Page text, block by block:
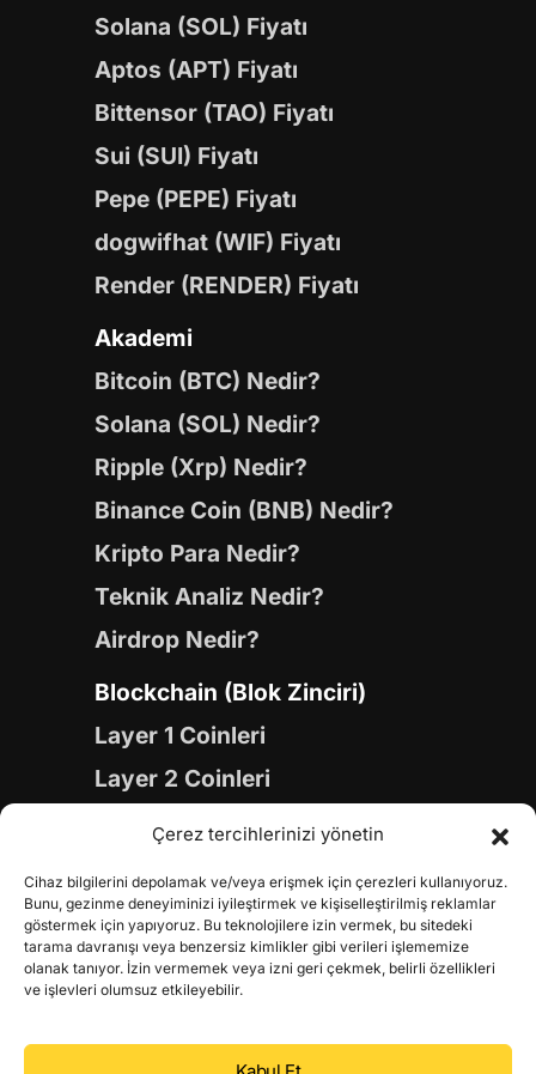
Çerez tercihlerinizi yönetin
Cihaz bilgilerini depolamak ve/veya erişmek için çerezleri kullanıyoruz.
Bunu, gezinme deneyiminizi iyileştirmek ve kişiselleştirilmiş reklamlar
göstermek için yapıyoruz. Bu teknolojilere izin vermek, bu sitedeki
tarama davranışı veya benzersiz kimlikler gibi verileri işlememize
olanak tanıyor. İzin vermemek veya izni geri çekmek, belirli özellikleri
ve işlevleri olumsuz etkileyebilir.
Solana (SOL) Fiyatı
Aptos (APT) Fiyatı
Bittensor (TAO) Fiyatı
Sui (SUI) Fiyatı
Pepe (PEPE) Fiyatı
dogwifhat (WIF) Fiyatı
Render (RENDER) Fiyatı
Akademi
Bitcoin (BTC) Nedir?
Solana (SOL) Nedir?
Ripple (Xrp) Nedir?
Binance Coin (BNB) Nedir?
Kripto Para Nedir?
Teknik Analiz Nedir?
Airdrop Nedir?
Blockchain (Blok Zinciri)
Layer 1 Coinleri
Layer 2 Coinleri
Yapay Zeka (AI) Coinleri
Gaming Coinleri
RWA Coinleri
DeFi Coinleri
DePIN Coinleri